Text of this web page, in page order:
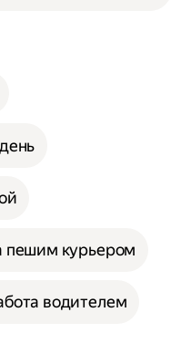
пешим курьером
водителем